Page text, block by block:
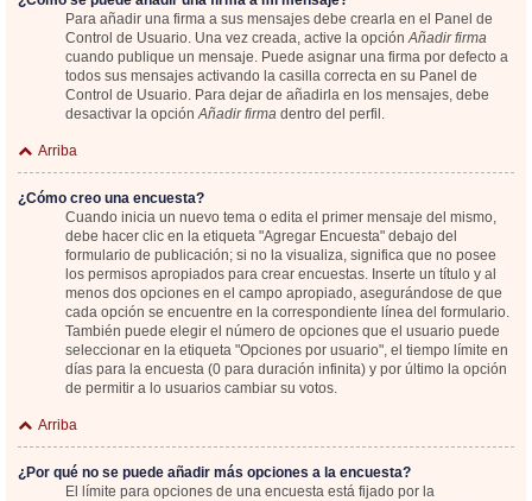
Para añadir una firma a sus mensajes debe crearla en el Panel de
Control de Usuario. Una vez creada, active la opciónAñadir firma
cuando publique un mensaje. Puede asignar una firma por defecto a
todos sus mensajes activando la casilla correcta en su Panel de
Control de Usuario. Para dejar de añadirla en los mensajes, debe
desactivar la opciónAñadir firma dentro del perfil.
Arriba
¿Cómo creo una encuesta?
Cuando inicia un nuevo tema o edita el primer mensaje del mismo,
debe hacer clic en la etiqueta "Agregar Encuesta" debajo del
formulario de publicación; si no la visualiza, significa que no posee
los permisos apropiados para crear encuestas. Inserte un título y al
menos dos opciones en el campo apropiado, asegurándose de que
cada opción se encuentre en la correspondiente línea del formulario.
También puede elegir el número de opciones que el usuario puede
seleccionar en la etiqueta "Opciones por usuario", el tiempo límite en
días para la encuesta (0 para duración infinita) y por último la opción
de permitir a lo usuarios cambiar su votos.
Arriba
¿Por qué no se puede añadir más opciones a la encuesta?
El límite para opciones de una encuesta está fijado por la